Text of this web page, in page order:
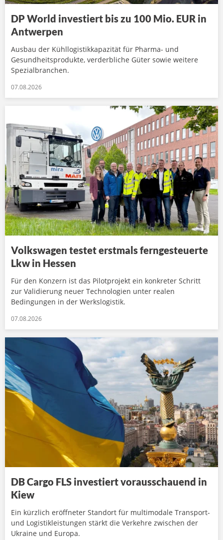
DP World investiert bis zu 100 Mio. EUR in
Antwerpen
Ausbau der Kühllogistikkapazität für Pharma- und
Gesundheitsprodukte, verderbliche Güter sowie weitere
Spezialbranchen.
07.08.2026
Volkswagen testet erstmals ferngesteuerte
Lkw in Hessen
Für den Konzern ist das Pilotprojekt ein konkreter Schritt
zur Validierung neuer Technologien unter realen
Bedingungen in der Werkslogistik.
07.08.2026
DB Cargo FLS investiert vorausschauend in
Kiew
Ein kürzlich eröffneter Standort für multimodale Transport-
und Logistikleistungen stärkt die Verkehre zwischen der
Ukraine und Europa.